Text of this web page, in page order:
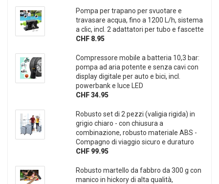
Pompa per trapano per svuotare e
travasare acqua, fino a 1200 L/h, sistema
a clic, incl. 2 adattatori per tubo e fascette
CHF 8.95
Compressore mobile a batteria 10,3 bar:
pompa ad aria potente e senza cavi con
display digitale per auto e bici, incl.
powerbank e luce LED
CHF 34.95
Robusto set di 2 pezzi (valigia rigida) in
grigio chiaro - con chiusura a
combinazione, robusto materiale ABS -
Compagno di viaggio sicuro e duraturo
CHF 99.95
Robusto martello da fabbro da 300 g con
manico in hickory di alta qualità,